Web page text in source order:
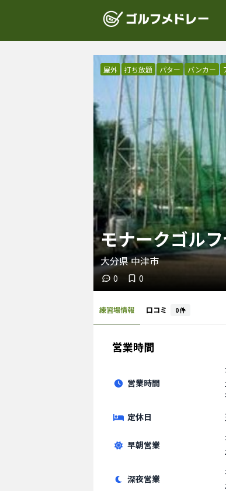
屋外 打ち放題 パター バンカー
モナークゴル
大分県中津市
0 0
練習場情報 口コミ 0件
営業時間
営業時間
定休日
早朝営業
深夜営業